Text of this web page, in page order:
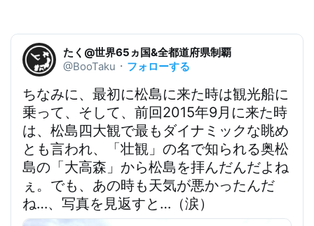
たく@世界65ヵ国&全都道府県制覇
@BooTaku ・ フォローする
ちなみに、最初に松島に来た時は観光船に
乗って、そして、前回2015年9月に来た時
は、松島四大観で最もダイナミックな眺め
とも言われ、「壮観」の名で知られる奥松
島の「大高森」から松島を拝んだんだよね
ぇ。でも、あの時も天気が悪かったんだ
ね…、写真を見返すと…（涙）